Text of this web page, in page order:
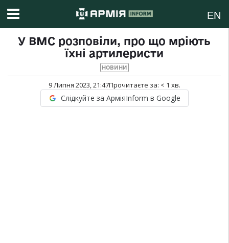
EN
У ВМС розповіли, про що мріють
їхні артилеристи
НОВИНИ
9 Липня 2023, 21:47Прочитаєте за: < 1 хв.
Слідкуйте за АрміяInform в Google